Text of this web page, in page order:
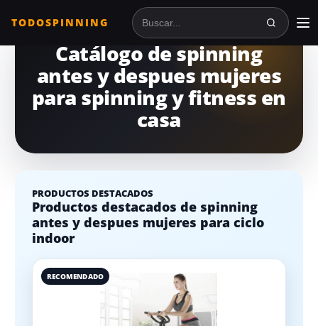
TODOSPINNING Buscar en TodoSpinning
Catálogo de spinning
antes y despues mujeres
para spinning y fitness en
casa
PRODUCTOS DESTACADOS
Productos destacados de spinning
antes y despues mujeres para ciclo
indoor
RECOMENDADO